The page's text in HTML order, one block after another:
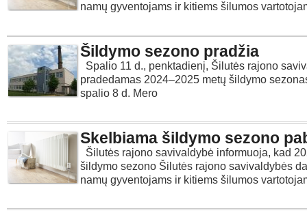
namų gyventojams ir kitiems šilumos
Šildymo sezono pradžia
Spalio 11 d., penktadienį, Šilutės rajono
pradedamas 2024–2025 metų šildymo
spalio 8 d. Mero
Skelbiama šildymo sezono
Šilutės rajono savivaldybė informuoja, kad
šildymo sezono Šilutės rajono savivaldybės
namų gyventojams ir kitiems šilumos